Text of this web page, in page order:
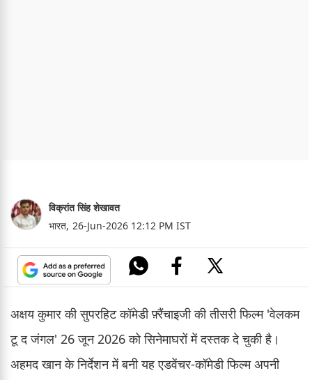
विक्रांत सिंह शेखावत
भारत, 26-Jun-2026 12:12 PM IST
अक्षय कुमार की सुपरहिट कॉमेडी फ़्रैंचाइजी की तीसरी फिल्म 'वेलकम
टू द जंगल' 26 जून 2026 को सिनेमाघरों में दस्तक दे चुकी है।
अहमद खान के निर्देशन में बनी यह एडवेंचर-कॉमेडी फिल्म अपनी